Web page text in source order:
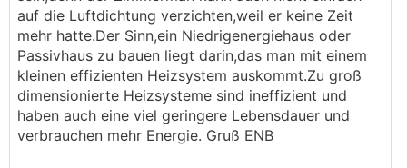
auf die Luftdichtung verzichten,weil er keine Zeit
mehr hatte.Der Sinn,ein Niedrigenergiehaus oder
Passivhaus zu bauen liegt darin,das man mit einem
kleinen effizienten Heizsystem auskommt.Zu groß
dimensionierte Heizsysteme sind ineffizient und
haben auch eine viel geringere Lebensdauer und
verbrauchen mehr Energie. Gruß ENB